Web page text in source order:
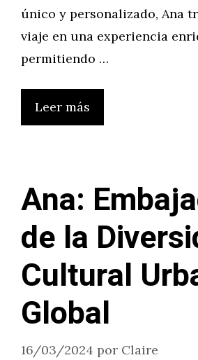
único y personalizado, Ana
viaje en una experiencia
permitiendo …
Leer más
Ana:
de la
Cultural
Global
16/03/2024 por Claire